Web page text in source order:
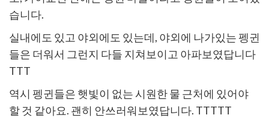
습니다.
실내에도 있고 야외에도 있는데, 야외에 나가있는 펭귄
들은 더워서 그런지 다들 지쳐보이고 아파보였답니다
TTT
역시 펭귄들은 햇빛이 없는 시원한 물 근처에 있어야
할 것 같아요. 괜히 안쓰러워보였답니다. TTTTT